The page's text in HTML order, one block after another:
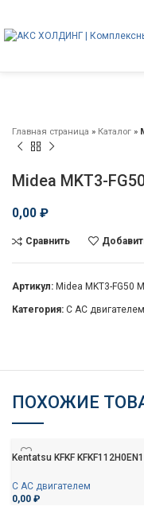
Главная страница » Каталог »
Midea MKT3-
0,00 ₽
Сравнить
Артикул: Midea MKT3-FG50
Категория: С AC двигателем
ПОХОЖИЕ
Kentatsu KFKF KFKF112H0EN1
С AC двигателем
0,00 ₽